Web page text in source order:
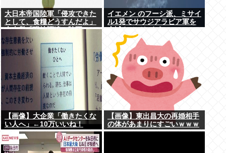
大日本帝国陸軍「侵攻できた
として、食糧どうすんだよ」
大本営「現地調達」陸軍
「え？」
イエメン のフーシ派、ミサイ
ル1発でサウジアラビア軍を
【画像】大企業「働きたくな
い人へ」←10万いいね！
【画像】東出昌大の再婚相手
の体があまりにすごいｗｗｗ